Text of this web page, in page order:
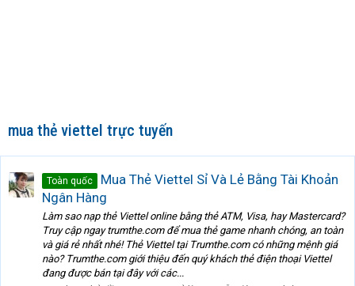
mua thẻ viettel trực tuyến
Toàn quốc
Mua Thẻ Viettel Sỉ Và Lẻ Bằng Tài Khoản
Ngân Hàng
Làm sao nạp thẻ Viettel online bằng thẻ ATM, Visa, hay Mastercard?
Truy cập ngay trumthe.com để mua thẻ game nhanh chóng, an toàn
và giá rẻ nhất nhé! Thẻ Viettel tại Trumthe.com có những mệnh giá
nào? Trumthe.com giới thiệu đến quý khách thẻ điện thoại Viettel
đang được bán tại đây với các...